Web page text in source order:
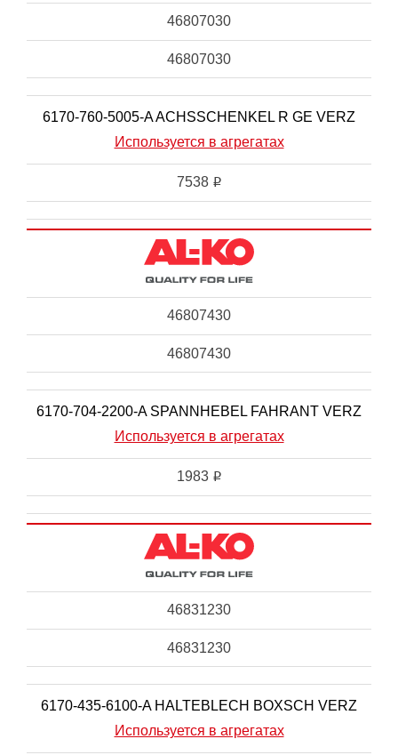
46807030
46807030
6170-760-5005-A ACHSSCHENKEL R GE VERZ
Используется в агрегатах
7538 i
46807430
46807430
6170-704-2200-A SPANNHEBEL FAHRANT VERZ
Используется в агрегатах
1983 i
46831230
46831230
6170-435-6100-A HALTEBLECH BOXSCH VERZ
Используется в агрегатах